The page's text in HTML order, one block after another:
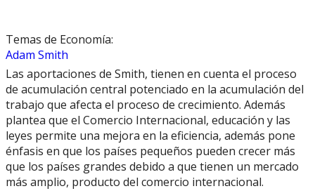
Temas de Economía:
Adam Smith
Las aportaciones de Smith, tienen en cuenta el proceso
de acumulación central potenciado en la acumulación del
trabajo que afecta el proceso de crecimiento. Además
plantea que el Comercio Internacional, educación y las
leyes permite una mejora en la eficiencia, además pone
énfasis en que los países pequeños pueden crecer más
que los países grandes debido a que tienen un mercado
más amplio, producto del comercio internacional.